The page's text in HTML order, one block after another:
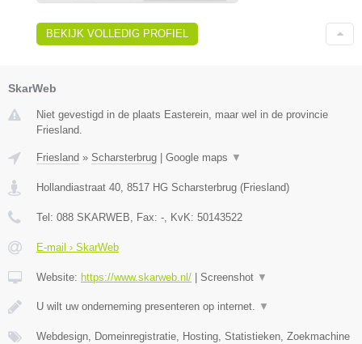
BEKIJK VOLLEDIG PROFIEL
SkarWeb
Niet gevestigd in de plaats Easterein, maar wel in de provincie
Friesland.
Friesland » Scharsterbrug Google maps ▼
Hollandiastraat 40 8517 HG Scharsterbrug (Friesland)
Tel: 088 SKARWEB , Fax: - , KvK: 50143522
E-mail › SkarWeb
Website: https://www.skarweb.nl/ Screenshot ▼
U wilt uw onderneming presenteren op internet. ▼
Webdesign, Domeinregistratie, Hosting, Statistieken, Zoekmachine